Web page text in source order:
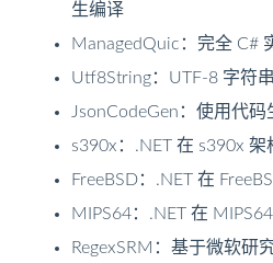
生编译
ManagedQuic：完全 C#
Utf8String：UTF-8 字符
JsonCodeGen：使用代码
s390x：.NET 在 s390x 架
FreeBSD：.NET 在
MIPS64：.NET 在
RegexSRM：基于微软研